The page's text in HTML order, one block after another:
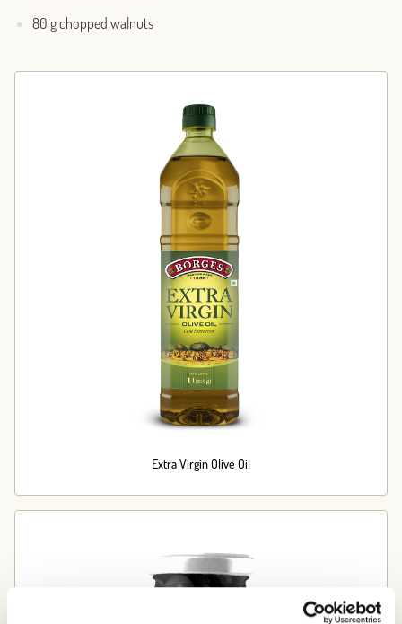
80 g chopped walnuts
Extra Virgin Olive Oil